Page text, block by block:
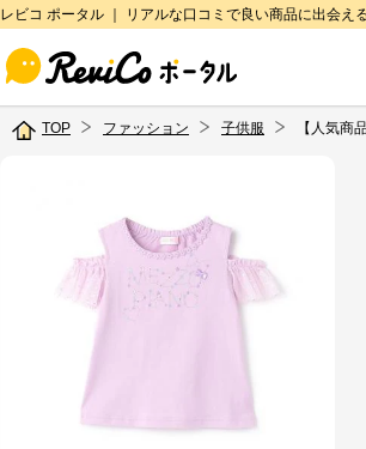
レビコ ポータル ｜ リアルな口コミで良い商品に出会え
TOP ファッション 子供服 【人気商